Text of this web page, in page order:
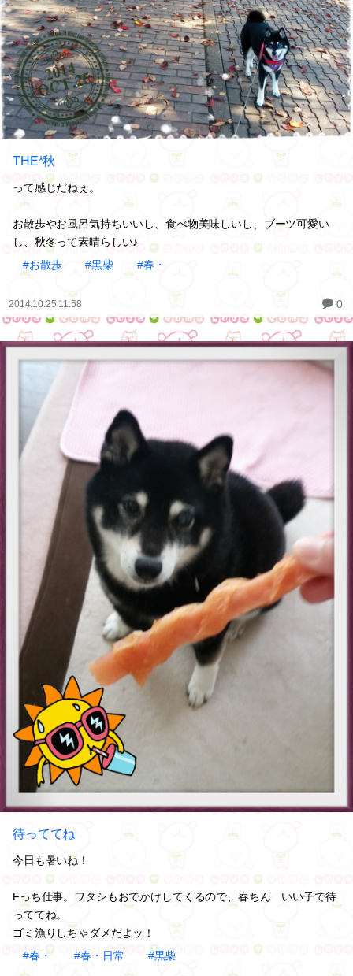
THE*秋
って感じだねぇ。
お散歩やお風呂気持ちいいし、食べ物美味しいし、ブーツ可愛い
し、秋冬って素晴らしい♪
#お散歩
#黒柴 #春・
2014.10.25 11:58 0
待っててね
今日も暑いね！
Fっち仕事。ワタシもおでかけしてくるので、春ちん いい子で待
っててね。
ゴミ漁りしちゃダメだよッ！
#春・
#春・日常 #黒柴